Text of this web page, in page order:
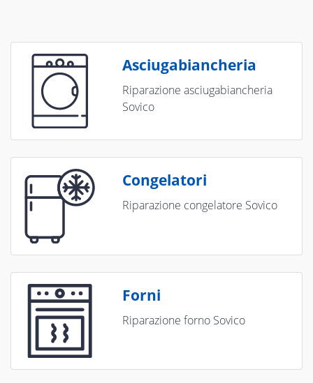
Asciugabiancheria
Riparazione asciugabiancheria
Sovico
Congelatori
Riparazione congelatore Sovico
Forni
Riparazione forno Sovico